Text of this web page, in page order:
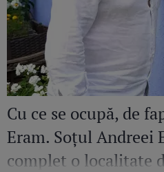
Cu ce se ocupă, de
Eram. Soțul Andreei
complet o localitate